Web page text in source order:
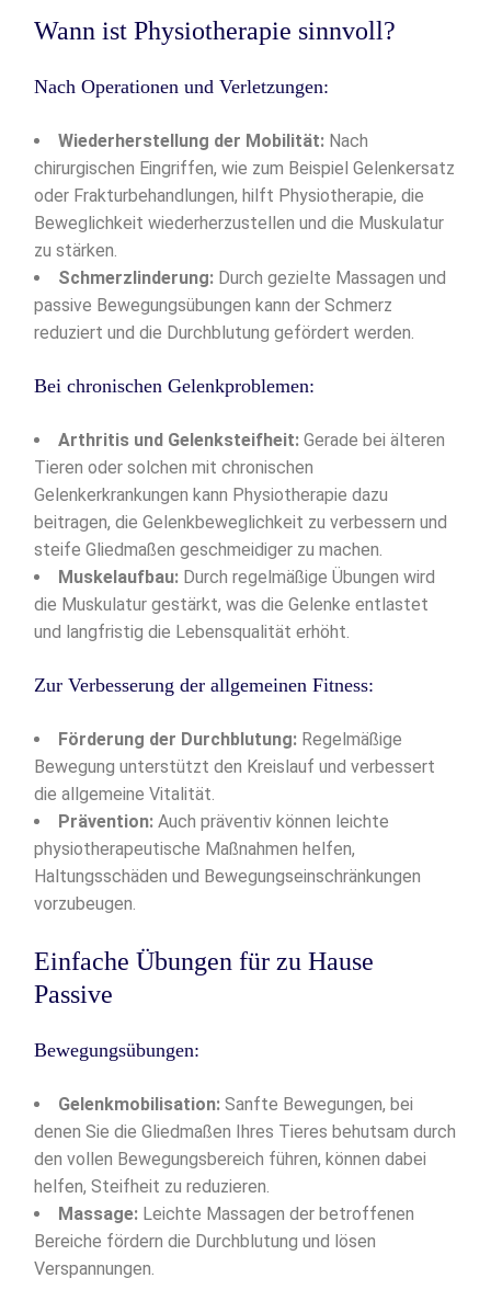
Wann ist Physiotherapie sinnvoll?
Nach Operationen und Verletzungen:
Wiederherstellung der Mobilität: Nach
chirurgischen Eingriffen, wie zum Beispiel Gelenkersatz
oder Frakturbehandlungen, hilft Physiotherapie, die
Beweglichkeit wiederherzustellen und die Muskulatur
zu stärken.
Schmerzlinderung: Durch gezielte Massagen und
passive Bewegungsübungen kann der Schmerz
reduziert und die Durchblutung gefördert werden.
Bei chronischen Gelenkproblemen:
Arthritis und Gelenksteifheit: Gerade bei älteren
Tieren oder solchen mit chronischen
Gelenkerkrankungen kann Physiotherapie dazu
beitragen, die Gelenkbeweglichkeit zu verbessern und
steife Gliedmaßen geschmeidiger zu machen.
Muskelaufbau: Durch regelmäßige Übungen wird
die Muskulatur gestärkt, was die Gelenke entlastet
und langfristig die Lebensqualität erhöht.
Zur Verbesserung der allgemeinen Fitness:
Förderung der Durchblutung: Regelmäßige
Bewegung unterstützt den Kreislauf und verbessert
die allgemeine Vitalität.
Prävention: Auch präventiv können leichte
physiotherapeutische Maßnahmen helfen,
Haltungsschäden und Bewegungseinschränkungen
vorzubeugen.
Einfache Übungen für zu Hause
Passive
Bewegungsübungen:
Gelenkmobilisation: Sanfte Bewegungen, bei
denen Sie die Gliedmaßen Ihres Tieres behutsam durch
den vollen Bewegungsbereich führen, können dabei
helfen, Steifheit zu reduzieren.
Massage: Leichte Massagen der betroffenen
Bereiche fördern die Durchblutung und lösen
Verspannungen.